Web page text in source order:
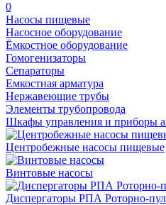
0
Насосы пищевые
Насосное оборудование
Ёмкостное оборудование
Гомогенизаторы
Сепараторы
Емкостная арматура
Нержавеющие трубы
Элементы трубопровода
Шкафы управления и приборы
Центробежные насосы пищевые
Винтовые насосы
Диспергаторы РПА Роторно-